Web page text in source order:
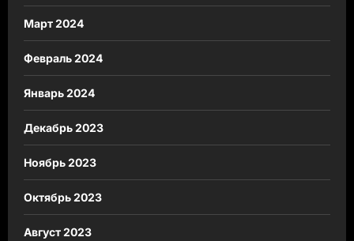
Март 2024
Февраль 2024
Январь 2024
Декабрь 2023
Ноябрь 2023
Октябрь 2023
Август 2023